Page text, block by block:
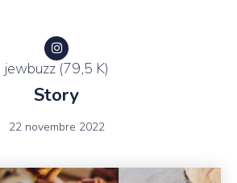
jewbuzz (79,5 K)
Story
22 novembre 2022